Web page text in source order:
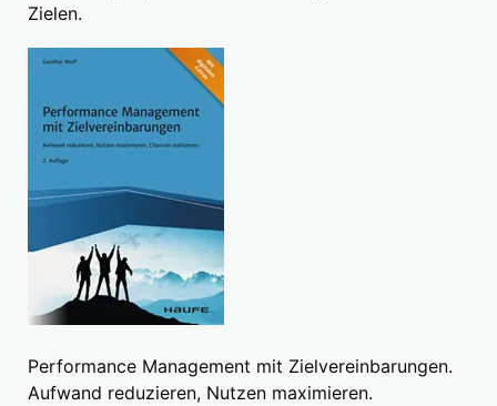
Zielen.
Performance Management mit Zielvereinbarungen.
Aufwand reduzieren, Nutzen maximieren.